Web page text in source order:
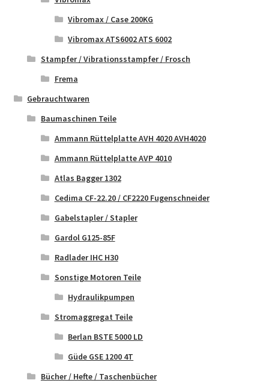
Vibromax / Case 200KG
Vibromax ATS6002 ATS 6002
Stampfer / Vibrationsstampfer / Frosch
Frema
Gebrauchtwaren
Baumaschinen Teile
Ammann Rüttelplatte AVH 4020 AVH4020
Ammann Rüttelplatte AVP 4010
Atlas Bagger 1302
Cedima CF-22.20 / CF2220 Fugenschneider
Gabelstapler / Stapler
Gardol G125-85F
Radlader IHC H30
Sonstige Motoren Teile
Hydraulikpumpen
Stromaggregat Teile
Berlan BSTE 5000 LD
Güde GSE 1200 4T
Bücher / Hefte / Taschenbücher